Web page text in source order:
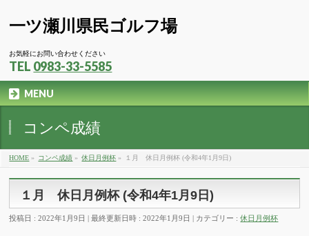
一ツ瀬川県民ゴルフ場
お気軽にお問い合わせください
TEL 0983-33-5585
MENU
コンペ成績
HOME » コンペ成績 » 休日月例杯 » １月 休日月例杯 (令和4年1月9日)
１月 休日月例杯 (令和4年1月9日)
投稿日 : 2022年1月9日 最終更新日時 : 2022年1月9日 カテゴリー :休日月例杯